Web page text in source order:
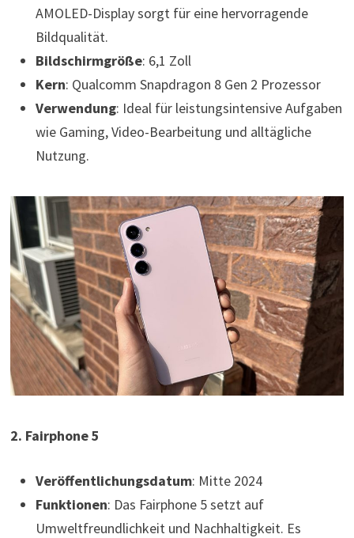
AMOLED-Display sorgt für eine hervorragende
Bildqualität.
Bildschirmgröße: 6,1 Zoll
Kern: Qualcomm Snapdragon 8 Gen 2 Prozessor
Verwendung: Ideal für leistungsintensive Aufgaben
wie Gaming, Video-Bearbeitung und alltägliche
Nutzung.
2. Fairphone 5
Veröffentlichungsdatum: Mitte 2024
Funktionen: Das Fairphone 5 setzt auf
Umweltfreundlichkeit und Nachhaltigkeit. Es